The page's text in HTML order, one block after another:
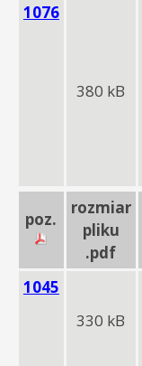
1076
380 kB
poz.
rozmiar
pliku
.pdf
1045
330 kB